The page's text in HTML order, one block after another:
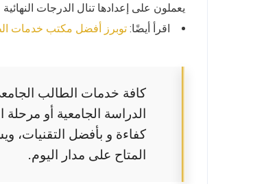
يعملون على إعدادها تنال الدرجات النهائية
اقرأ أيضًا: توبرز أفضل مكتب خدمات
كافة خدمات الطالب
الدراسة الجامعية أو
كفاءة و بأفضل التقنيات،
المتاح على مدار اليوم.